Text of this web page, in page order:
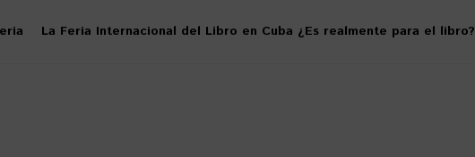
La Feria Internacional del Libro en Cuba ¿Es realmente para el libro?